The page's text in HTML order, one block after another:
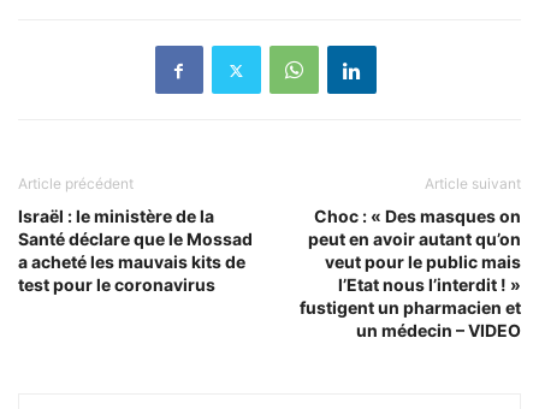
Article précédent
Israël : le ministère de la
Santé déclare que le Mossad
a acheté les mauvais kits de
test pour le coronavirus
Article suivant
Choc : « Des masques on
peut en avoir autant qu’on
veut pour le public mais
l’Etat nous l’interdit ! »
fustigent un pharmacien et
un médecin – VIDEO